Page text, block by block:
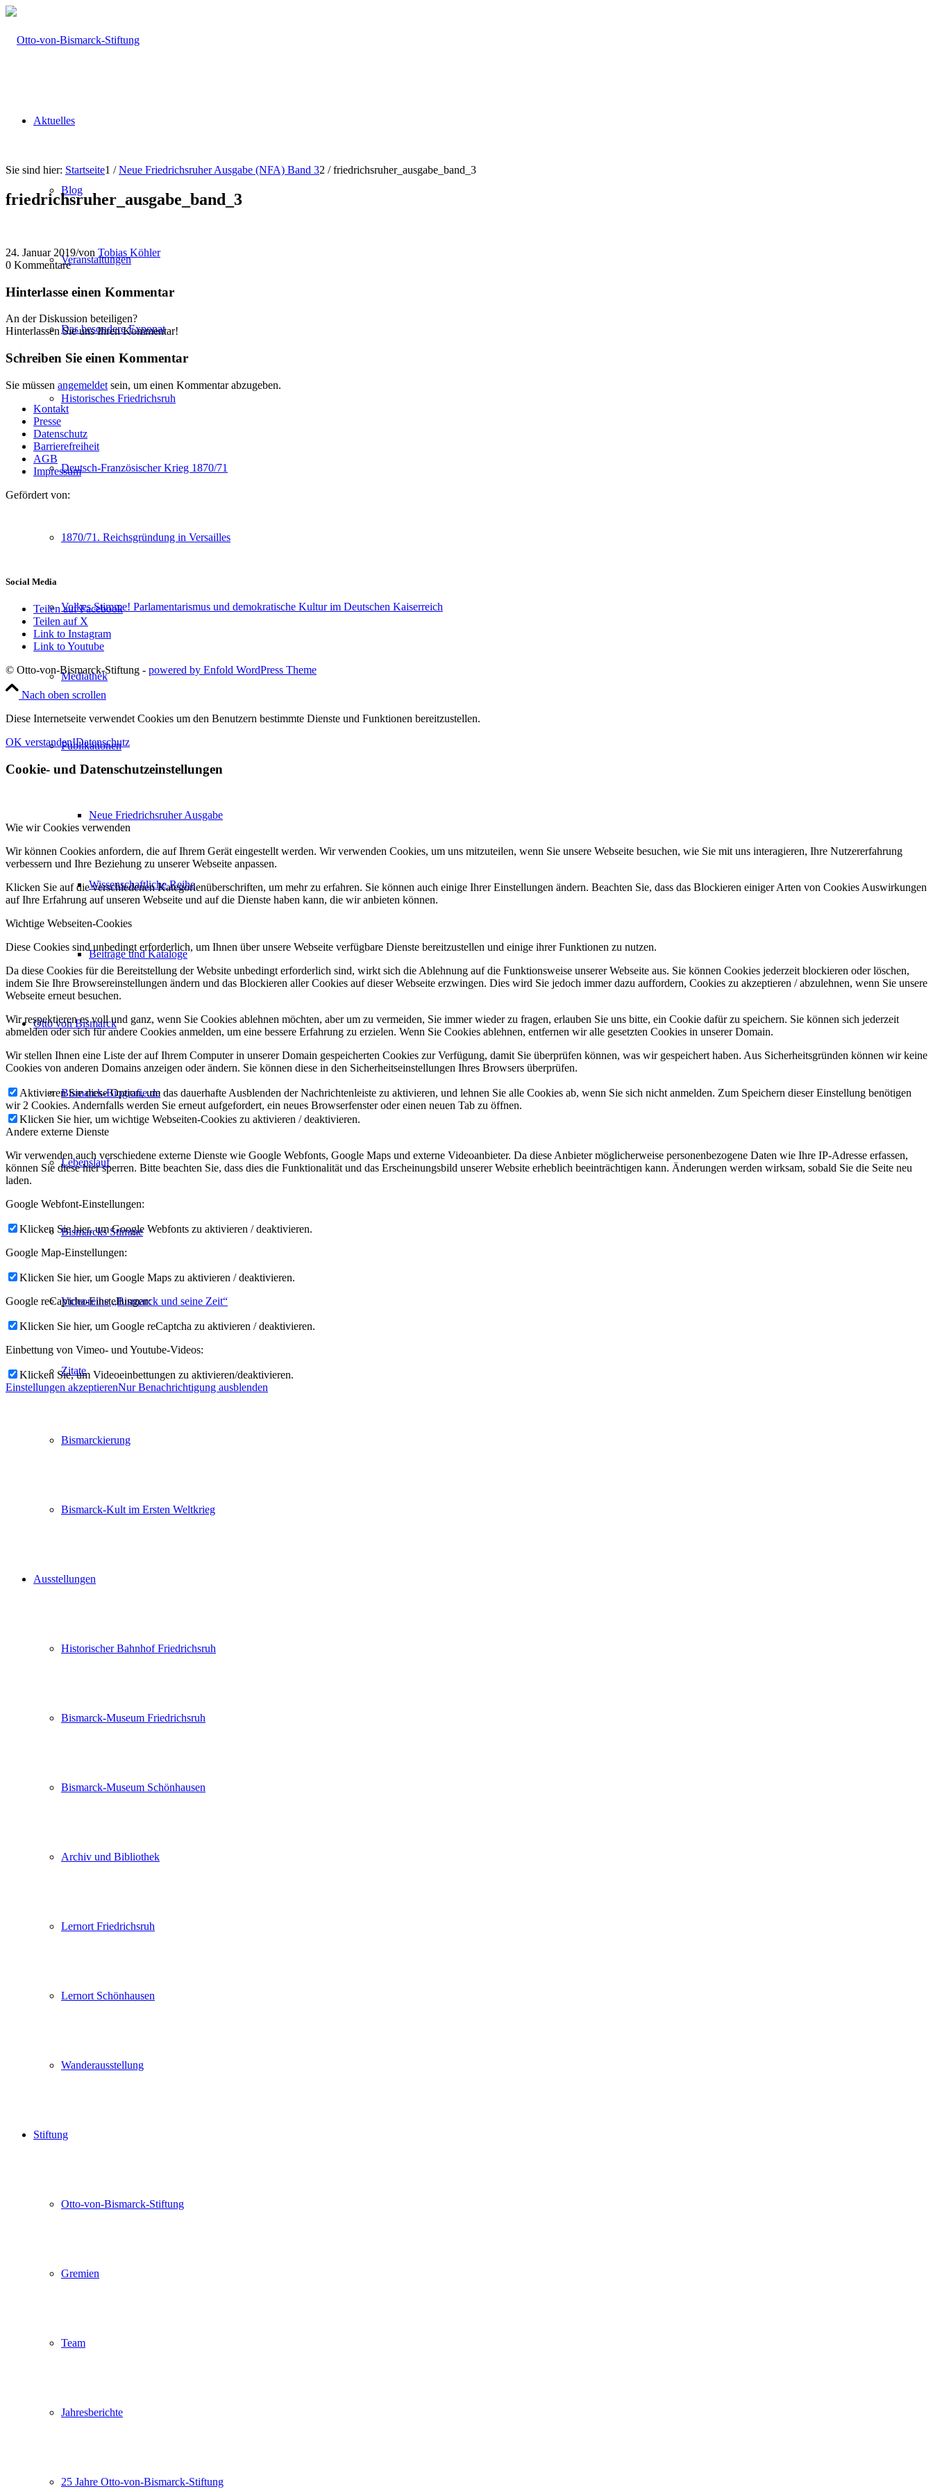
Aktuelles
Blog
Veranstaltungen
Das besondere Exponat
Historisches Friedrichsruh
Deutsch-Französischer Krieg 1870/71
1870/71. Reichsgründung in Versailles
Volkes Stimme! Parlamentarismus und demokratische Kultur im Deutschen Kaiserreich
Mediathek
Publikationen
Neue Friedrichsruher Ausgabe
Wissenschaftliche Reihe
Beiträge und Kataloge
Otto von Bismarck
Bismarck-Biografie.de
Lebenslauf
Bismarcks Stimme
Videoreihe „Bismarck und seine Zeit“
Zitate
Bismarckierung
Bismarck-Kult im Ersten Weltkrieg
Ausstellungen
Historischer Bahnhof Friedrichsruh
Bismarck-Museum Friedrichsruh
Bismarck-Museum Schönhausen
Archiv und Bibliothek
Lernort Friedrichsruh
Lernort Schönhausen
Wanderausstellung
Stiftung
Otto-von-Bismarck-Stiftung
Gremien
Team
Jahresberichte
25 Jahre Otto-von-Bismarck-Stiftung
Sie sind hier: Startseite1 / Neue Friedrichsruher Ausgabe (NFA) Band 32 / friedrichsruher_ausgabe_band_3
friedrichsruher_ausgabe_band_3
24. Januar 2019/von Tobias Köhler
0 Kommentare
Hinterlasse einen Kommentar
An der Diskussion beteiligen?
Hinterlassen Sie uns Ihren Kommentar!
Schreiben Sie einen Kommentar
Sie müssen angemeldet sein, um einen Kommentar abzugeben.
Kontakt
Presse
Datenschutz
Barrierefreiheit
AGB
Impressum
Gefördert von:
Social Media
Teilen auf Facebook
Teilen auf X
Link to Instagram
Link to Youtube
© Otto-von-Bismarck-Stiftung - powered by Enfold WordPress Theme
Nach oben scrollen
Diese Internetseite verwendet Cookies um den Benutzern bestimmte Dienste und Funktionen bereitzustellen.
OK verstanden!Datenschutz
Cookie- und Datenschutzeinstellungen
Wie wir Cookies verwenden
Wir können Cookies anfordern, die auf Ihrem Gerät eingestellt werden. Wir verwenden Cookies, um uns mitzuteilen, wenn Sie unsere Webseite besuchen, wie Sie mit uns interagieren, Ihre Nutzererfahrung
verbessern und Ihre Beziehung zu unserer Webseite anpassen.
Klicken Sie auf die verschiedenen Kategorienüberschriften, um mehr zu erfahren. Sie können auch einige Ihrer Einstellungen ändern. Beachten Sie, dass das Blockieren einiger Arten von Cookies Auswirkungen
auf Ihre Erfahrung auf unseren Webseite und auf die Dienste haben kann, die wir anbieten können.
Wichtige Webseiten-Cookies
Diese Cookies sind unbedingt erforderlich, um Ihnen über unsere Webseite verfügbare Dienste bereitzustellen und einige ihrer Funktionen zu nutzen.
Da diese Cookies für die Bereitstellung der Website unbedingt erforderlich sind, wirkt sich die Ablehnung auf die Funktionsweise unserer Webseite aus. Sie können Cookies jederzeit blockieren oder löschen,
indem Sie Ihre Browsereinstellungen ändern und das Blockieren aller Cookies auf dieser Webseite erzwingen. Dies wird Sie jedoch immer dazu auffordern, Cookies zu akzeptieren / abzulehnen, wenn Sie unsere
Webseite erneut besuchen.
Wir respektieren es voll und ganz, wenn Sie Cookies ablehnen möchten, aber um zu vermeiden, Sie immer wieder zu fragen, erlauben Sie uns bitte, ein Cookie dafür zu speichern. Sie können sich jederzeit
abmelden oder sich für andere Cookies anmelden, um eine bessere Erfahrung zu erzielen. Wenn Sie Cookies ablehnen, entfernen wir alle gesetzten Cookies in unserer Domain.
Wir stellen Ihnen eine Liste der auf Ihrem Computer in unserer Domain gespeicherten Cookies zur Verfügung, damit Sie überprüfen können, was wir gespeichert haben. Aus Sicherheitsgründen können wir keine
Cookies von anderen Domains anzeigen oder ändern. Sie können diese in den Sicherheitseinstellungen Ihres Browsers überprüfen.
Aktivieren Sie diese Option, um das dauerhafte Ausblenden der Nachrichtenleiste zu aktivieren, und lehnen Sie alle Cookies ab, wenn Sie sich nicht anmelden. Zum Speichern dieser Einstellung benötigen
wir 2 Cookies. Andernfalls werden Sie erneut aufgefordert, ein neues Browserfenster oder einen neuen Tab zu öffnen.
Klicken Sie hier, um wichtige Webseiten-Cookies zu aktivieren / deaktivieren.
Andere externe Dienste
Wir verwenden auch verschiedene externe Dienste wie Google Webfonts, Google Maps und externe Videoanbieter. Da diese Anbieter möglicherweise personenbezogene Daten wie Ihre IP-Adresse erfassen,
können Sie diese hier sperren. Bitte beachten Sie, dass dies die Funktionalität und das Erscheinungsbild unserer Website erheblich beeinträchtigen kann. Änderungen werden wirksam, sobald Sie die Seite neu
laden.
Google Webfont-Einstellungen:
Klicken Sie hier, um Google Webfonts zu aktivieren / deaktivieren.
Google Map-Einstellungen:
Klicken Sie hier, um Google Maps zu aktivieren / deaktivieren.
Google reCaptcha-Einstellungen:
Klicken Sie hier, um Google reCaptcha zu aktivieren / deaktivieren.
Einbettung von Vimeo- und Youtube-Videos:
Klicken Sie, um Videoeinbettungen zu aktivieren/deaktivieren.
Einstellungen akzeptierenNur Benachrichtigung ausblenden